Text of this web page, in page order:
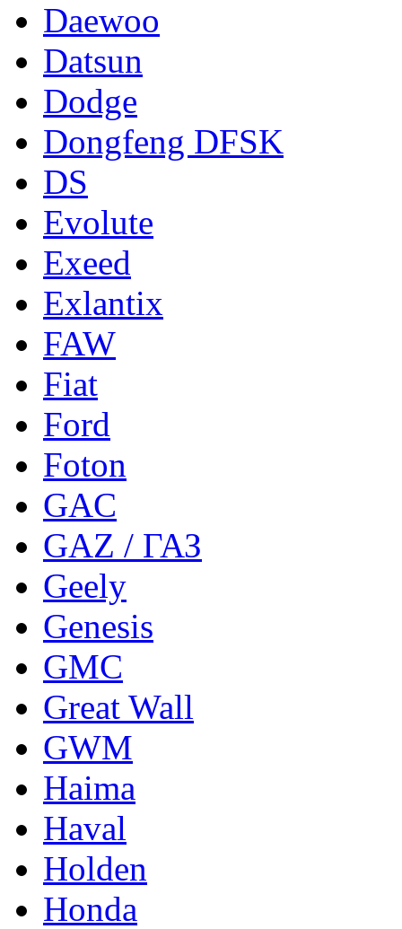
Daewoo
Datsun
Dodge
Dongfeng DFSK
DS
Evolute
Exeed
Exlantix
FAW
Fiat
Ford
Foton
GAC
GAZ / ГАЗ
Geely
Genesis
GMC
Great Wall
GWM
Haima
Haval
Holden
Honda